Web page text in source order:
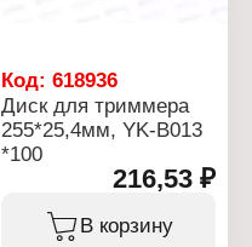
Код:618936
Диск для триммера
255*25,4мм, YK-B013
*100
216,53 ₽
В корзину